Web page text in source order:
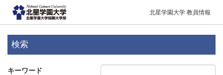
北星学園大学 教員情報
検索
キーワード